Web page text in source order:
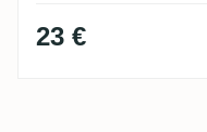
23 €